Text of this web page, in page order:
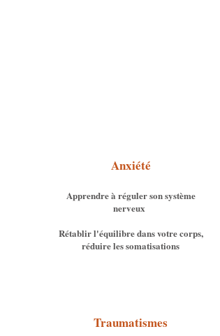
Anxiété
Apprendre à réguler son système
nerveux
Rétablir l'équilibre dans votre corps,
réduire les somatisations
Traumatismes